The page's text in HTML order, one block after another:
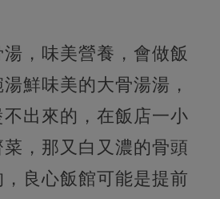
，味美營養，會做飯
鮮味美的大骨湯湯，
出來的，在飯店一小
，那又白又濃的骨頭
良心飯館可能是提前